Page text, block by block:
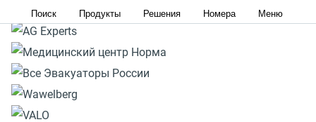
Поиск Продукты Решения Номера Меню